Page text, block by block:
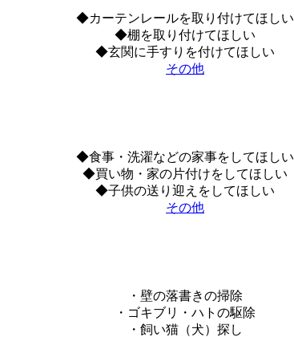
◆カーテンレールを取り付けてほしい
◆棚を取り付けてほしい
◆玄関に手すりを付けてほしい
その他
◆食事・洗濯などの家事をしてほしい
◆買い物・家の片付けをしてほしい
◆子供の送り迎えをしてほしい
その他
・壁の落書きの掃除
・ゴキブリ・ハトの駆除
・飼い猫（犬）探し